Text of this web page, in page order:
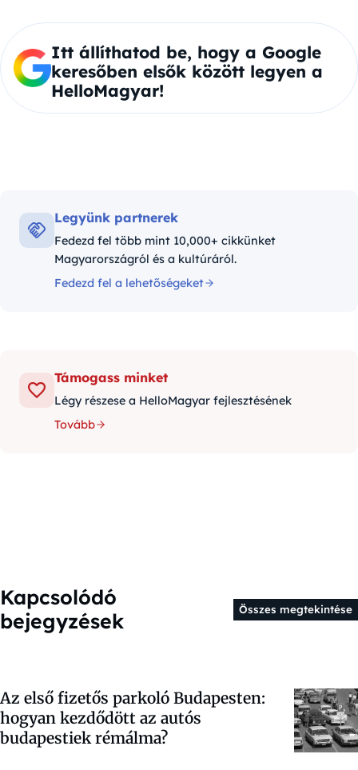
Itt állíthatod be, hogy a Google
keresőben elsők között legyen a
HelloMagyar!
Legyünk partnerek
Fedezd fel több mint 10,000+ cikkünket
Magyarországról és a kultúráról.
Fedezd fel a lehetőségeket
Támogass minket
Légy részese a HelloMagyar fejlesztésének
Tovább
Kapcsolódó
bejegyzések
Összes megtekintése
Az első fizetős parkoló Budapesten:
hogyan kezdődött az autós
budapestiek rémálma?